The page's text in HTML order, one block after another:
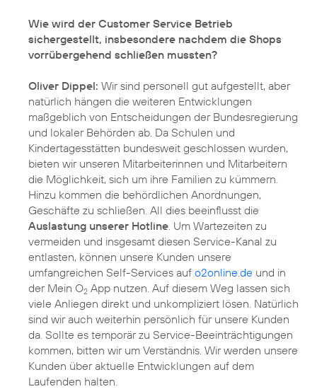
Wie wird der Customer Service Betrieb
sichergestellt, insbesondere nachdem die Shops
vorrübergehend schließen mussten?
Oliver Dippel: Wir sind personell gut aufgestellt, aber
natürlich hängen die weiteren Entwicklungen
maßgeblich von Entscheidungen der Bundesregierung
und lokaler Behörden ab. Da Schulen und
Kindertagesstätten bundesweit geschlossen wurden,
bieten wir unseren Mitarbeiterinnen und Mitarbeitern
die Möglichkeit, sich um ihre Familien zu kümmern.
Hinzu kommen die behördlichen Anordnungen,
Geschäfte zu schließen. All dies beeinflusst die
Auslastung unserer Hotline . Um Wartezeiten zu
vermeiden und insgesamt diesen Service-Kanal zu
entlasten, können unsere Kunden unsere
umfangreichen Self-Services auf o2online.de und in
der Mein O2 App nutzen. Auf diesem Weg lassen sich
viele Anliegen direkt und unkompliziert lösen. Natürlich
sind wir auch weiterhin persönlich für unsere Kunden
da. Sollte es temporär zu Service-Beeinträchtigungen
kommen, bitten wir um Verständnis. Wir werden unsere
Kunden über aktuelle Entwicklungen auf dem
Laufenden halten.